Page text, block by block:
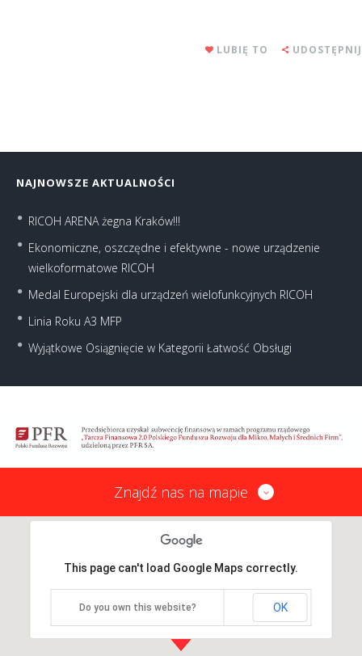
LUBIĘ TO UDOSTĘPNIJ
NAJNOWSZE AKTUALNOŚCI
RICOH ARENA żegna Kraków!!!
Ekonomiczne, oszczędne i efektywne - nowe urządzenie
wielkoformatowe RICOH
Medal Europejski dla urządzeń wielofunkcyjnych RICOH
Linia Roku A3 MFP
Wyjątkowe Osiągnięcie w Kategorii Łatwość Obsługi
Znajdź nas na mapie
This page can't load Google Maps correctly.
Do you own this website? OK